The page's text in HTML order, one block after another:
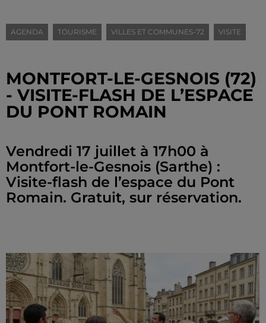
AGENDA TOURISME VILLES ET COMMUNES-72 VISITE
MONTFORT-LE-GESNOIS (72)
- VISITE-FLASH DE L’ESPACE
DU PONT ROMAIN
Vendredi 17 juillet à 17h00 à
Montfort-le-Gesnois (Sarthe) :
Visite-flash de l’espace du Pont
Romain. Gratuit, sur réservation.